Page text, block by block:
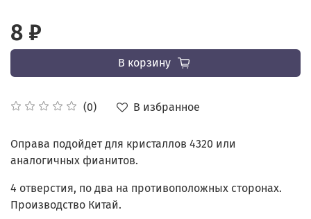
(0) В избранное
8 ₽
В корзину
Оправа подойдет для кристаллов 4320 или
аналогичных фианитов.
4 отверстия, по два на противоположных сторонах.
Производство Китай.